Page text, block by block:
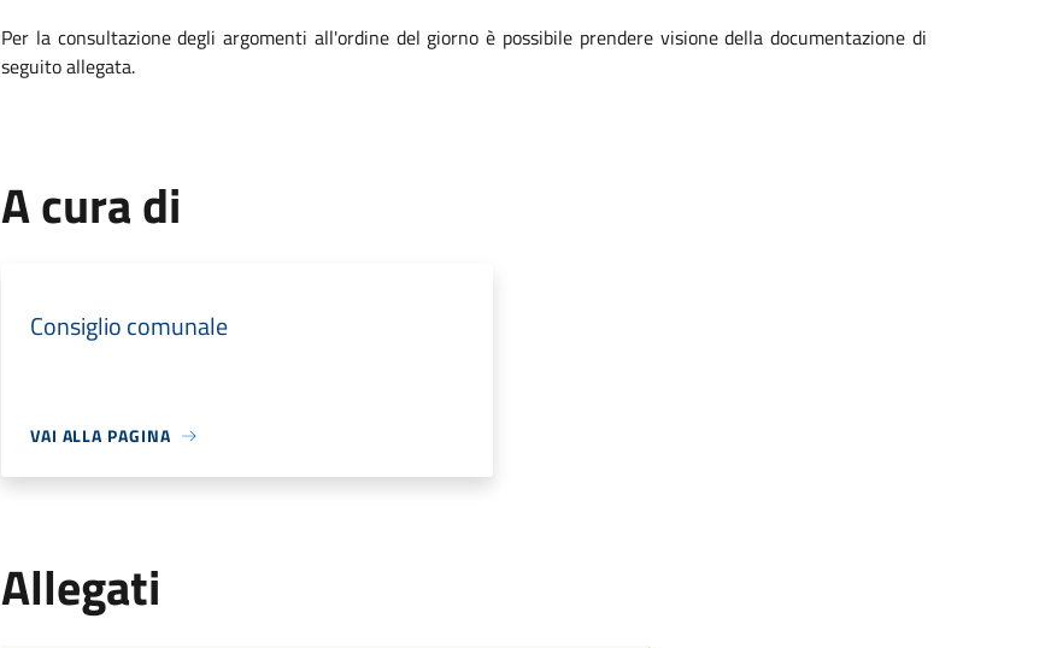
Per la consultazione degli argomenti all'ordine del giorno è possibile prendere visione della documentazione di
seguito allegata.
A cura di
Consiglio comunale
VAI ALLA PAGINA
Allegati